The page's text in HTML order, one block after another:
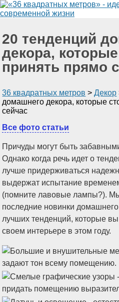
20 тенденций
декора,
принять прямо
36 квадратных метров >Декор
домашнего декора, которые
сейчас
Все фото статьи
Причуды могут быть
Однако когда речь идет о
лучше придерживаться
выдержат испытание
(помните лавовые лампы?).
последние новинки
лучших тенденций, которые вы
своем интерьере в этом году.